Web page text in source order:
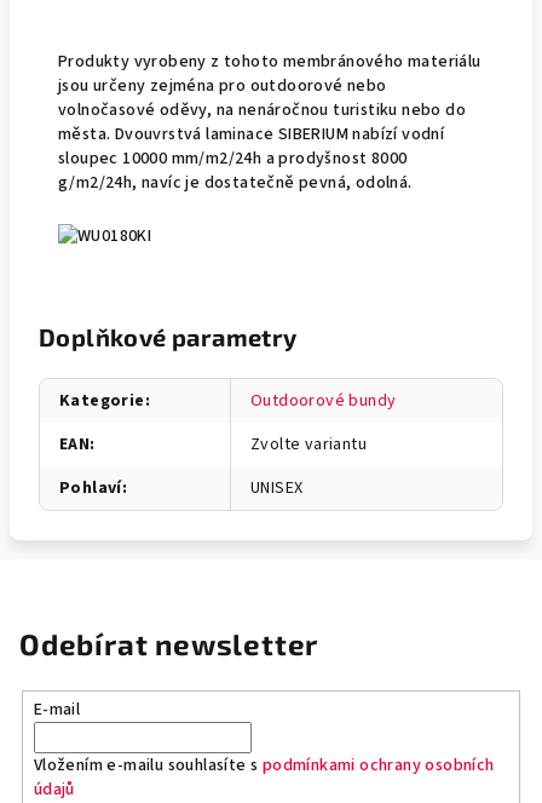
Produkty vyrobeny z tohoto membránového materiálu
jsou určeny zejména pro outdoorové nebo
volnočasové oděvy, na nenáročnou turistiku nebo do
města. Dvouvrstvá laminace SIBERIUM nabízí vodní
sloupec 10000 mm/m2/24h a prodyšnost 8000
g/m2/24h, navíc je dostatečně pevná, odolná.
Doplňkové parametry
Kategorie:
Outdoorové bundy
EAN:
Zvolte variantu
Pohlaví: UNISEX
Odebírat newsletter
E-mail
Vložením e-mailu souhlasíte s podmínkami ochrany osobních
údajů